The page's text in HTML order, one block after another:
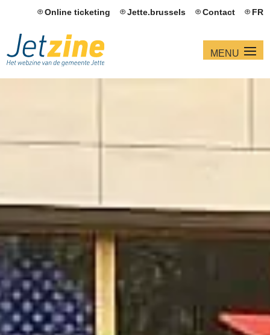
Online ticketing Jette.brussels Contact FR